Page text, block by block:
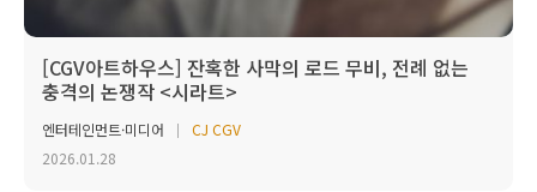
[CGV아트하우스] 잔혹한 사막의 로드 무비, 전례 없는
충격의 논쟁작 <시라트>
엔터테인먼트·미디어
CJ CGV
2026.01.28